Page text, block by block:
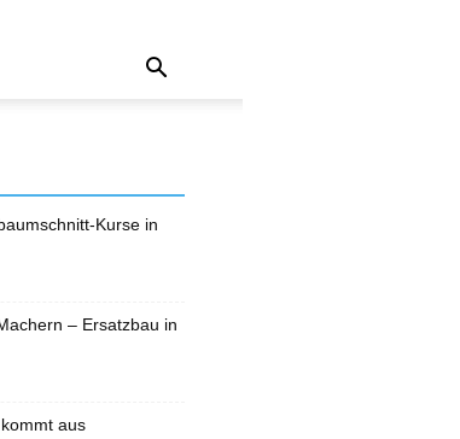
Kurse in
– Ersatzbau in
aus